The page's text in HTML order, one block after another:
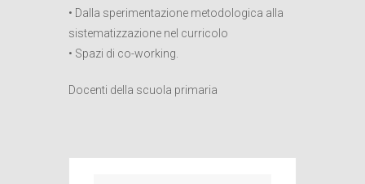
• Dalla sperimentazione metodologica alla
sistematizzazione nel curricolo
• Spazi di co-working.
Docenti della scuola primaria